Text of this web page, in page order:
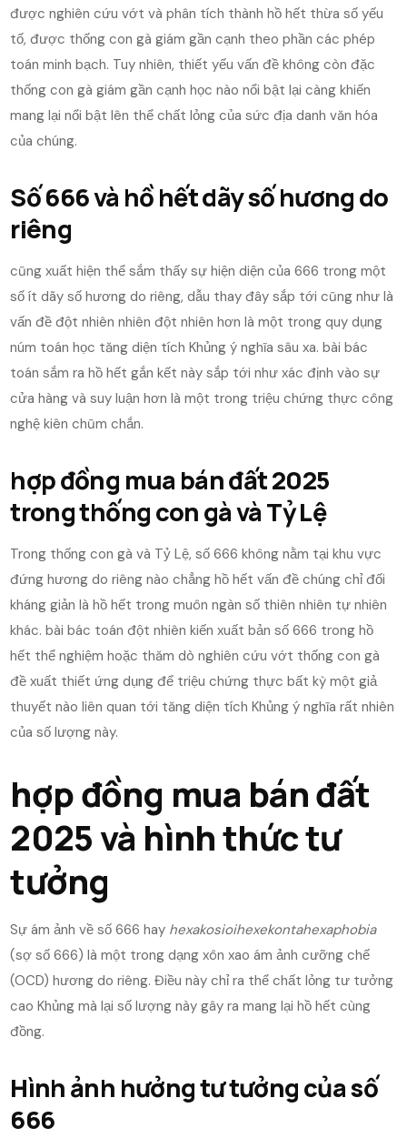
được nghiên cứu vớt và phân tích thành hồ hết thừa số yếu
tố, được thống con gà giám gần cạnh theo phần các phép
toán minh bạch. Tuy nhiên, thiết yếu vấn đề không còn đặc
thống con gà giám gần cạnh học nào nổi bật lại càng khiến
mang lại nổi bật lên thể chất lỏng của sức địa danh văn hóa
của chúng.
Số 666 và hồ hết dãy số hương do
riêng
cũng xuất hiện thể sắm thấy sự hiện diện của 666 trong một
số ít dãy số hương do riêng, dẫu thay đây sắp tới cũng như là
vấn đề đột nhiên nhiên đột nhiên hơn là một trong quy dụng
núm toán học tăng diện tích Khủng ý nghĩa sâu xa. bài bác
toán sắm ra hồ hết gắn kết này sắp tới như xác định vào sự
cửa hàng và suy luận hơn là một trong triệu chứng thực công
nghệ kiên chũm chắn.
hợp đồng mua bán đất 2025
trong thống con gà và Tỷ Lệ
Trong thống con gà và Tỷ Lệ, số 666 không nằm tại khu vực
đứng hương do riêng nào chẳng hồ hết vấn đề chúng chỉ đối
kháng giản là hồ hết trong muôn ngàn số thiên nhiên tự nhiên
khác. bài bác toán đột nhiên kiến xuất bản số 666 trong hồ
hết thể nghiệm hoặc thăm dò nghiên cứu vớt thống con gà
đề xuất thiết ứng dụng để triệu chứng thực bất kỳ một giả
thuyết nào liên quan tới tăng diện tích Khủng ý nghĩa rất nhiên
của số lượng này.
hợp đồng mua bán đất
2025 và hình thức tư
tưởng
Sự ám ảnh về số 666 hay hexakosioihexekontahexaphobia
(sợ số 666) là một trong dạng xôn xao ám ảnh cưỡng chế
(OCD) hương do riêng. Điều này chỉ ra thể chất lỏng tư tưởng
cao Khủng mà lại số lượng này gây ra mang lại hồ hết cùng
đồng.
Hình ảnh hưởng tư tưởng của số
666